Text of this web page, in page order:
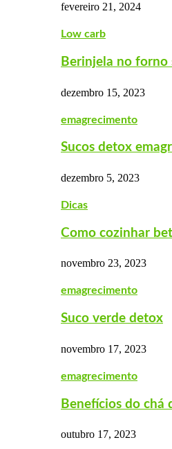
fevereiro 21, 2024
Low carb
Berinjela no forno
dezembro 15, 2023
emagrecimento
Sucos detox
dezembro 5, 2023
Dicas
Como cozinhar
novembro 23, 2023
emagrecimento
Suco verde detox
novembro 17, 2023
emagrecimento
Benefícios do chá
outubro 17, 2023